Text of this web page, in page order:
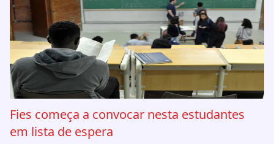
Fies começa a convocar nesta estudantes
em lista de espera